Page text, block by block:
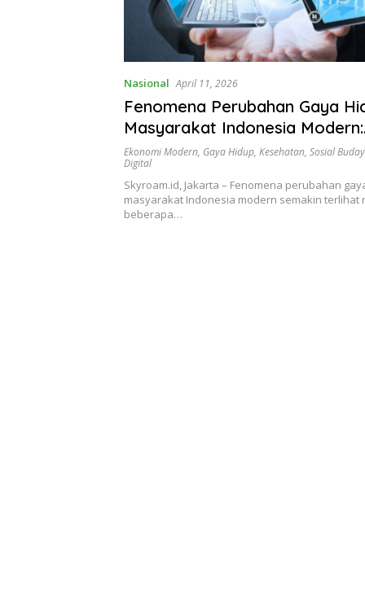
Nasional April 11, 2026
Fenomena Perubahan Gaya
Masyarakat Indonesia Modern:
Digitalisasi hingga Tren Hidup
Ekonomi Modern, Gaya Hidup, Kesehatan, Sosial
Digital
Skyroam.id, Jakarta – Fenomena perubahan
masyarakat Indonesia modern semakin terlihat
beberapa…